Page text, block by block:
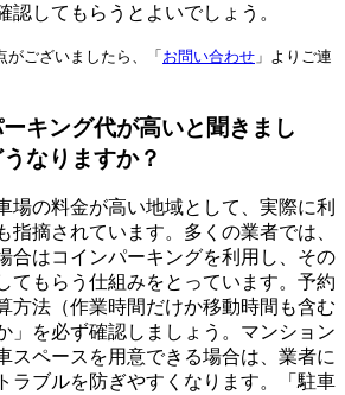
認してもらうとよいでしょう。
ございましたら、「 お問い合わせ 」よりご連
キング代が高いと聞きまし
なりますか？
場の料金が高い地域として、実際に利
指摘されています。多くの業者では、
合はコインパーキングを利用し、その
てもらう仕組みをとっています。予約
方法（作業時間だけか移動時間も含む
」を必ず確認しましょう。マンション
スペースを用意できる場合は、業者に
ラブルを防ぎやすくなります。「駐車